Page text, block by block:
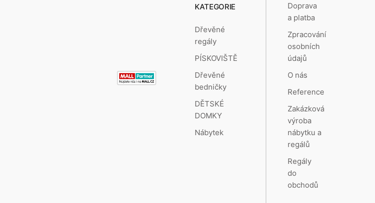
KATEGORIE
Dřevěné
regály
PÍSKOVIŠTĚ
Dřevěné
bedničky
DĚTSKÉ
DOMKY
Nábytek
Doprava
a platba
Zpracování
osobních
údajů
O nás
Reference
Zakázková
výroba
nábytku a
regálů
Regály
do
obchodů